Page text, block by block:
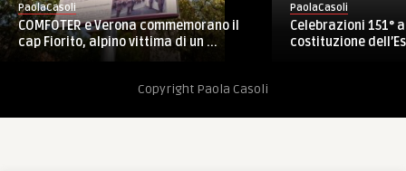
PaolaCasoli
COMFOTER e Verona commemorano il
cap Fiorito, alpino vittima di un ...
PaolaCasoli
Celebrazioni 151°
costituzione
Copyright Paola Casoli